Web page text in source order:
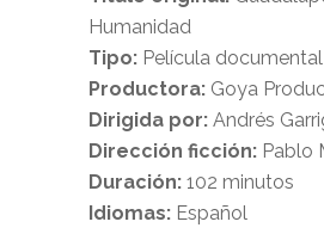
Humanidad
Tipo: Película documental
Productora: Goya
Dirigida por: Andrés
Dirección ficción: Pablo
Duración: 102 minutos
Idiomas: Español